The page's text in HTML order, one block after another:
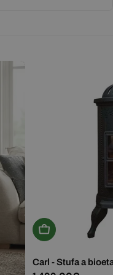
Aggiungi Al
Carl - Stufa a